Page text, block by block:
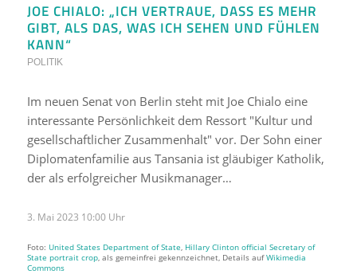
JOE CHIALO: „ICH VERTRAUE, DASS ES MEHR
GIBT, ALS DAS, WAS ICH SEHEN UND FÜHLEN
KANN“
POLITIK
Im neuen Senat von Berlin steht mit Joe Chialo eine
interessante Persönlichkeit dem Ressort "Kultur und
gesellschaftlicher Zusammenhalt" vor. Der Sohn einer
Diplomatenfamilie aus Tansania ist gläubiger Katholik,
der als erfolgreicher Musikmanager…
3. Mai 2023 10:00 Uhr
Foto: United States Department of State, Hillary Clinton official Secretary of
State portrait crop, als gemeinfrei gekennzeichnet, Details aufWikimedia
Commons